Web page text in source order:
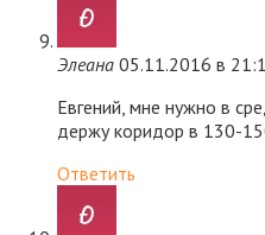
Элеана 05.11.2016 в
Евгений, мне нужно в
держу коридор в 130-
Ответить